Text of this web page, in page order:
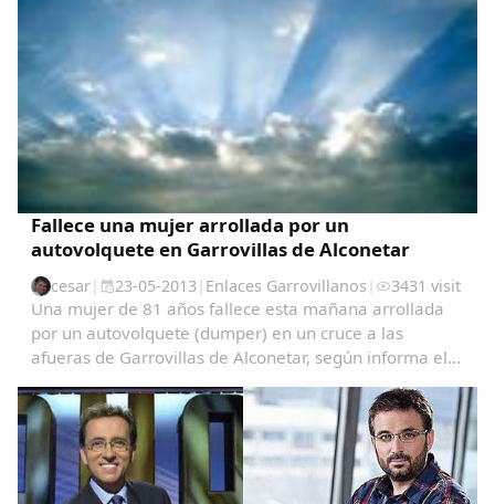
Fallece una mujer arrollada por un
autovolquete en Garrovillas de Alconetar
cesar| 23-05-2013| Enlaces Garrovillanos | 3431 visit
Una mujer de 81 años fallece esta mañana arrollada
por un autovolquete (dumper) en un cruce a las
afueras de Garrovillas de Alconetar, según informa el
servicio de emergencias 112 de Extremadura.El
accidente se ha producido a las 9.30 de la mañana
en...